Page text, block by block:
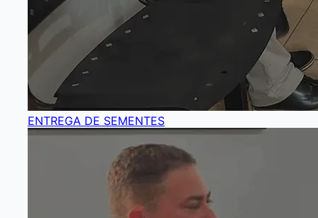
ENTREGA DE SEMENTES